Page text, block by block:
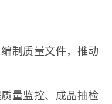
制质量文件，推动
量监控、成品抽检